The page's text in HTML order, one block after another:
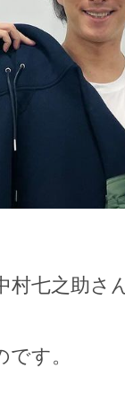
村七之助さ
す。